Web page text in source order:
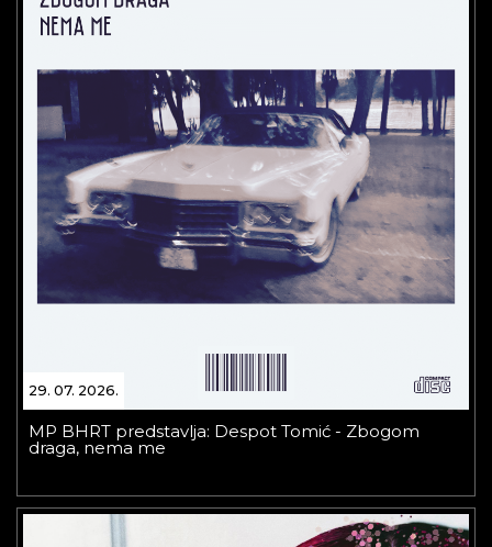
29. 07. 2026.
MP BHRT predstavlja: Despot Tomić - Zbogom
draga, nema me